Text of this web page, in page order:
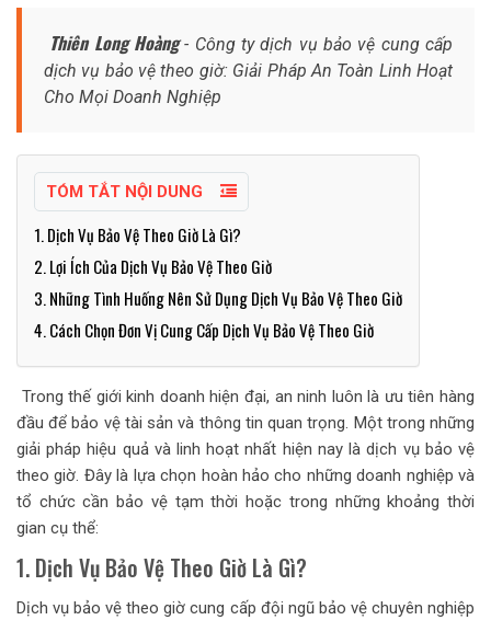
Thiên Long Hoàng - Công ty dịch vụ bảo vệ cung cấp
dịch vụ bảo vệ theo giờ: Giải Pháp An Toàn Linh Hoạt
Cho Mọi Doanh Nghiệp
TÓM TẮT NỘI DUNG
1. Dịch Vụ Bảo Vệ Theo Giờ Là Gì?
2. Lợi Ích Của Dịch Vụ Bảo Vệ Theo Giờ
3. Những Tình Huống Nên Sử Dụng Dịch Vụ Bảo Vệ Theo Giờ
4. Cách Chọn Đơn Vị Cung Cấp Dịch Vụ Bảo Vệ Theo Giờ
Trong thế giới kinh doanh hiện đại, an ninh luôn là ưu tiên hàng
đầu để bảo vệ tài sản và thông tin quan trọng. Một trong những
giải pháp hiệu quả và linh hoạt nhất hiện nay là dịch vụ bảo vệ
theo giờ. Đây là lựa chọn hoàn hảo cho những doanh nghiệp và
tổ chức cần bảo vệ tạm thời hoặc trong những khoảng thời
gian cụ thể:
1. Dịch Vụ Bảo Vệ Theo Giờ Là Gì?
Dịch vụ bảo vệ theo giờ cung cấp đội ngũ bảo vệ chuyên nghiệp